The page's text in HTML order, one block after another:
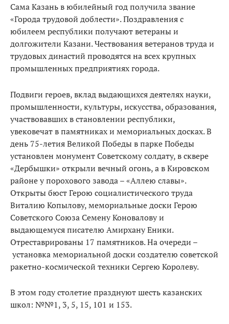
Сама Казань в юбилейный год получила звание
«Города трудовой доблести». Поздравления с
юбилеем республики получают ветераны и
долгожители Казани. Чествования ветеранов труда и
трудовых династий проводятся на всех крупных
промышленных предприятиях города.
Подвиги героев, вклад выдающихся деятелях науки,
промышленности, культуры, искусства, образования,
участвовавших в становлении республики,
увековечат в памятниках и мемориальных досках. В
день 75-летия Великой Победы в парке Победы
установлен монумент Советскому солдату, в сквере
«Дербышки» открыли вечный огонь, а в Кировском
районе у порохового завода – «Аллею славы».
Открыты бюст Герою социалистического труда
Виталию Копылову, мемориальные доски Герою
Советского Союза Семену Коновалову и
выдающемуся писателю Амирхану Еники.
Отреставрированы 17 памятников. На очереди –
установка мемориальной доски создателю советской
ракетно-космической техники Сергею Королеву.
В этом году столетие празднуют шесть казанских
школ: №№1, 3, 5, 15, 101 и 153.